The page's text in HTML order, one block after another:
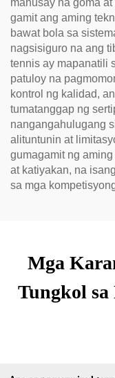
mahusay na goma
gamit ang aming
bawat bola sa
nagsisiguro na ang
tennis ay mapanatili
patuloy na
kontrol ng kalidad,
tumatanggap ng
nangangahulugang
alituntunin at
gumagamit ng
at katiyakan, na
sa mga
Mga
Tungkol sa